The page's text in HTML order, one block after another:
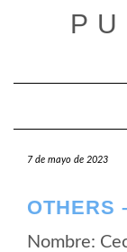
7 de mayo de 2023
OTHERS
Nombre: